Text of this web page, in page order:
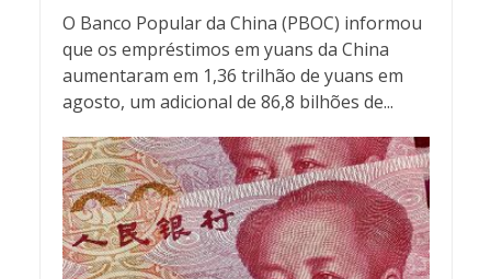
O Banco Popular da China (PBOC) informou
que os empréstimos em yuans da China
aumentaram em 1,36 trilhão de yuans em
agosto, um adicional de 86,8 bilhões de...